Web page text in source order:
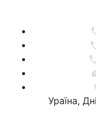
Ураїна,